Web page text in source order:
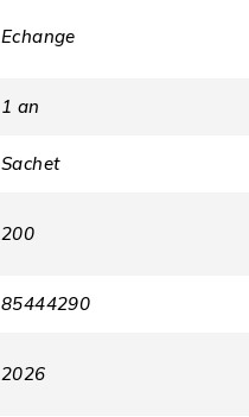
Echange
1 an
Sachet
200
85444290
2026